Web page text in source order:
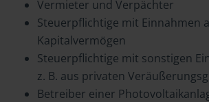
Vermieter und Verpächter
Steuerpflichtige mit Einnahmen
Kapitalvermögen
Steuerpflichtige mit sonstigen
z. B. aus privaten
Betreiber einer